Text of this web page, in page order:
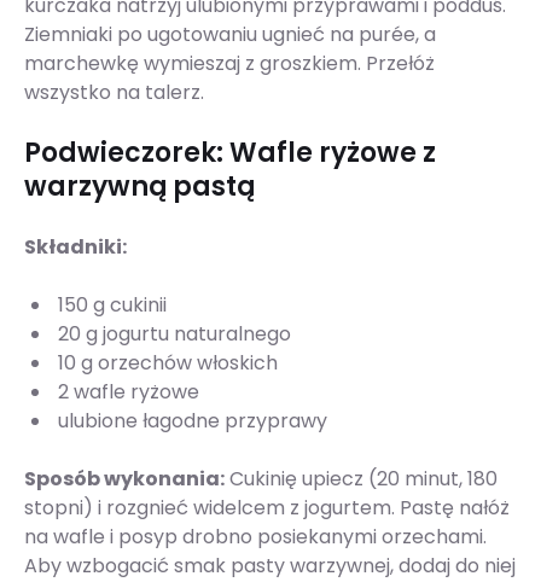
Ziemniaki po ugotowaniu ugnieć na purée, a
marchewkę wymieszaj z groszkiem. Przełóż
wszystko na talerz.
Podwieczorek: Wafle ryżowe z
warzywną pastą
Składniki:
150 g cukinii
20 g jogurtu naturalnego
10 g orzechów włoskich
2 wafle ryżowe
ulubione łagodne przyprawy
Sposób wykonania:Cukinię upiecz (20 minut, 180
stopni) i rozgnieć widelcem z jogurtem. Pastę nałóż
na wafle i posyp drobno posiekanymi orzechami.
Aby wzbogacić smak pasty warzywnej, dodaj do niej